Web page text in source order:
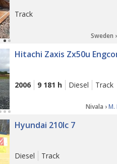
Track
Sweden ›
Hitachi Zaxis Zx50u
2006 9 181 h Diesel Track
Nivala ›
Hyundai 210lc 7
Diesel Track